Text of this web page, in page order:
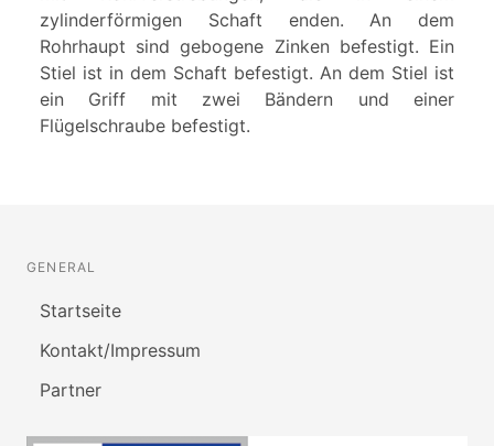
zylinderförmigen Schaft enden. An dem
Rohrhaupt sind gebogene Zinken befestigt. Ein
Stiel ist in dem Schaft befestigt. An dem Stiel ist
ein Griff mit zwei Bändern und einer
Flügelschraube befestigt.
GENERAL
Startseite
Kontakt/Impressum
Partner